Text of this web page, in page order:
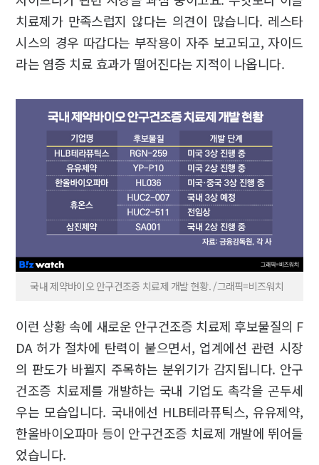
치료제가 만족스럽지 않다는 의견이 많습니다. 레스타
시스의 경우 따갑다는 부작용이 자주 보고되고, 자이드
라는 염증 치료 효과가 떨어진다는 지적이 나옵니다.
국내 제약바이오 안구건조증 치료제 개발 현황. /그래픽=비즈워치
이런 상황 속에 새로운 안구건조증 치료제 후보물질의 F
DA 허가 절차에 탄력이 붙으면서, 업계에선 관련 시장
의 판도가 바뀔지 주목하는 분위기가 감지됩니다. 안구
건조증 치료제를 개발하는 국내 기업도 촉각을 곤두세
우는 모습입니다. 국내에선 HLB테라퓨틱스, 유유제약,
한올바이오파마 등이 안구건조증 치료제 개발에 뛰어들
었습니다.